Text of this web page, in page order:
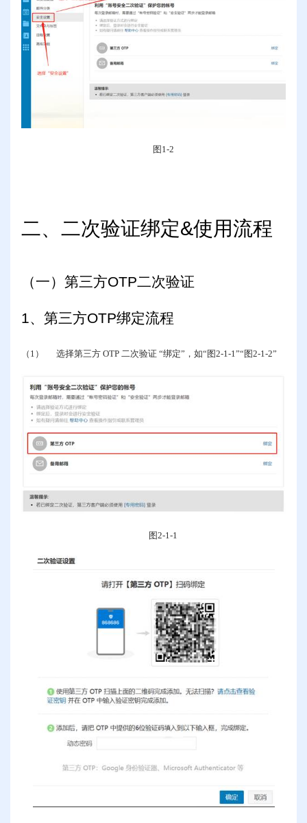
图 1-2
二、二次验证绑定&使用流程
（一）第三方OTP二次验证
1、第三方OTP绑定流程
（1） 选择第三方 OTP 二次验证 “绑定”，如“图 2-1-1”“图 2-1-2”
图2-1-1